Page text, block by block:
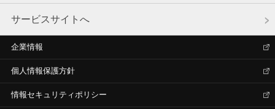
サービスサイトへ
企業情報
個人情報保護方針
情報セキュリティポリシー